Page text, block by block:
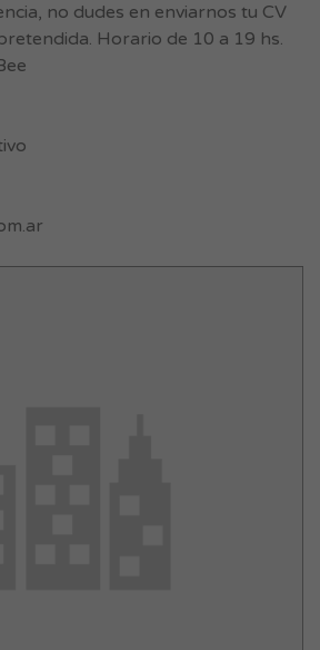
no dudes en enviarnos tu CV
Horario de 10 a 19 hs.